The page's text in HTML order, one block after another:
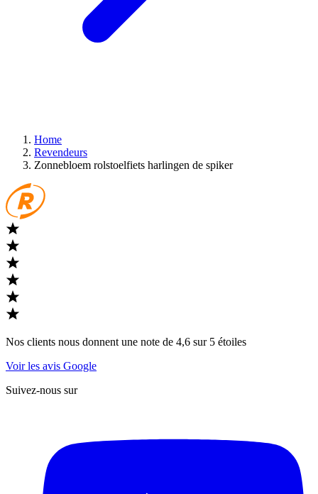
Home
Revendeurs
Zonnebloem rolstoelfiets harlingen de spiker
Nos clients nous donnent une note de 4,6 sur 5 étoiles
Voir les avis Google
Suivez-nous sur